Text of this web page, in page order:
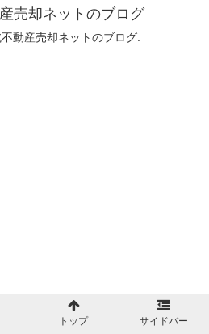
売却ネットのブログ
動産売却ネットのブログ.
トップ サイドバー